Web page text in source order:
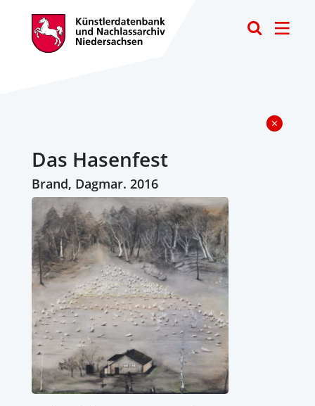
Das Hasenfest
Brand, Dagmar. 2016